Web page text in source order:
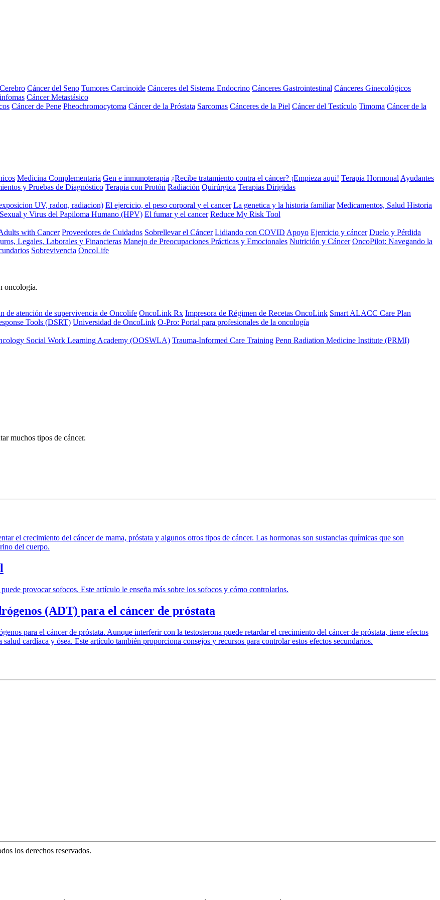
Cáncer del Seno Tumores Carcinoide Cánceres del Sistema Endocrino Cánceres Gastrointestinal Cánceres Ginecológicos
Cáncer Metastásico
Cáncer de Pene Pheochromocytoma Cáncer de la Próstata Sarcomas Cánceres de la Piel Cáncer del Testículo Timoma Cáncer de la
Medicina Complementaria Gen e inmunoterapia ¿Recibe tratamiento contra el cáncer? ¡Empieza aqui! Terapia Hormonal Ayudantes
y Pruebas de Diagnóstico Terapia con Protón Radiación Quirúrgica Terapias Dirigidas
UV, radon, radiacion) El ejercicio, el peso corporal y el cancer La genetica y la historia familiar Medicamentos, Salud Historia
y Virus del Papiloma Humano (HPV) El fumar y el cancer Reduce My Risk Tool
with Cancer Proveedores de Cuidados Sobrellevar el Cáncer Lidiando con COVID Apoyo Ejercicio y cáncer Duelo y Pérdida
Legales, Laborales y Financieras Manejo de Preocupaciones Prácticas y Emocionales Nutrición y Cáncer OncoPilot: Navegando la
Sobrevivencia OncoLife
oncología.
de atención de supervivencia de Oncolife OncoLink Rx Impresora de Régimen de Recetas OncoLink Smart ALACC Care Plan
Tools (DSRT) Universidad de OncoLink O-Pro: Portal para profesionales de la oncología
Social Work Learning Academy (OOSWLA) Trauma-Informed Care Training Penn Radiation Medicine Institute (PRMI)
muchos tipos de cáncer.
el crecimiento del cáncer de mama, próstata y algunos otros tipos de cáncer. Las hormonas son sustancias químicas que son
del cuerpo.
provocar sofocos. Este artículo le enseña más sobre los sofocos y cómo controlarlos.
(ADT) para el cáncer de próstata
para el cáncer de próstata. Aunque interferir con la testosterona puede retardar el crecimiento del cáncer de próstata, tiene efectos
cardíaca y ósea. Este artículo también proporciona consejos y recursos para controlar estos efectos secundarios.
los derechos reservados.